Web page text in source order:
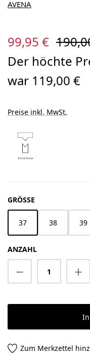
Verkaufspreis:
99,95 €
Der höchte
war 119,00 €
Preise inkl. MwSt.
GRÖSSE
37 38 39
ANZAHL
Produkt
Zum Merkzettel